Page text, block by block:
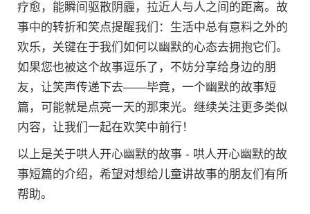
疗愈，能瞬间驱散阴霾，拉近人与人之间的距离。故
事中的转折和笑点提醒我们：生活中总有意料之外的
欢乐，关键在于我们如何以幽默的心态去拥抱它们。
如果您也被这个故事逗乐了，不妨分享给身边的朋
友，让笑声传递下去——毕竟，一个幽默的故事短
篇，可能就是点亮一天的那束光。继续关注更多类似
内容，让我们一起在欢笑中前行！
以上是关于哄人开心幽默的故事 - 哄人开心幽默的故
事短篇的介绍，希望对想给儿童讲故事的朋友们有所
帮助。